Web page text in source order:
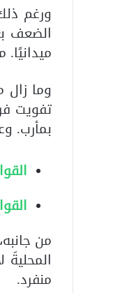
ورغم
الضعف
وما زال
تفويت
بمأرب.
من
منفرد.